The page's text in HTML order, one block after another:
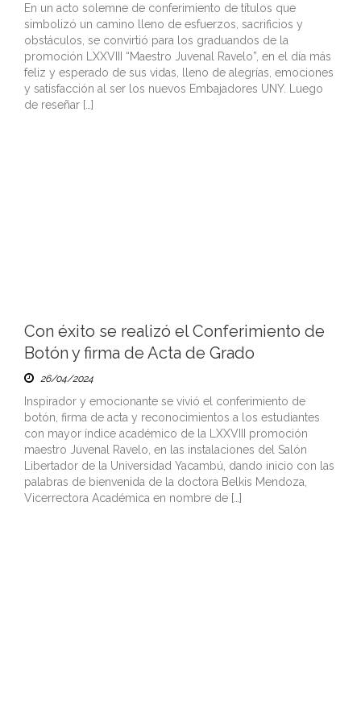
En un acto solemne de conferimiento de títulos que
simbolizó un camino lleno de esfuerzos, sacrificios y
obstáculos, se convirtió para los graduandos de la
promoción LXXVIII “Maestro Juvenal Ravelo”, en el día más
feliz y esperado de sus vidas, lleno de alegrías, emociones
y satisfacción al ser los nuevos Embajadores UNY. Luego
de reseñar […]
Con éxito se realizó el Conferimiento de
Botón y firma de Acta de Grado
26/04/2024
Inspirador y emocionante se vivió el conferimiento de
botón, firma de acta y reconocimientos a los estudiantes
con mayor índice académico de la LXXVIII promoción
maestro Juvenal Ravelo, en las instalaciones del Salón
Libertador de la Universidad Yacambú, dando inicio con las
palabras de bienvenida de la doctora Belkis Mendoza,
Vicerrectora Académica en nombre de […]